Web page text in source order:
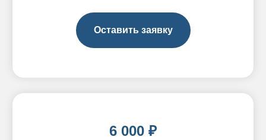
Оставить заявку
6 000 ₽